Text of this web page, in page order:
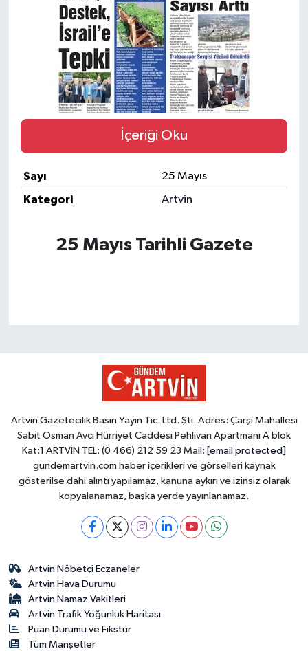
İçeriği Oku
Sayı
25 Mayıs
Kategori
Artvin
25 Mayıs Tarihli Gazete
Artvin Gazetecilik Basın Yayın Tic. Ltd. Şti. Adres: Çarşı Mahallesi
Sabit Osman Avcı Hürriyet Caddesi Pehlivan Apartmanı A blok
Kat:1 ARTVİN TEL: (0 466) 212 59 23 Mail: [email protected]
gundemartvin.com haber içerikleri ve görselleri kaynak
gösterilse dahi alıntı yapılamaz, kanuna aykırı ve izinsiz olarak
kopyalanamaz, başka yerde yayınlanamaz.
Artvin Nöbetçi Eczaneler
Artvin Hava Durumu
Artvin Namaz Vakitleri
Artvin Trafik Yoğunluk Haritası
Puan Durumu ve Fikstür
Tüm Manşetler